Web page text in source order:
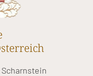
Scharnstein